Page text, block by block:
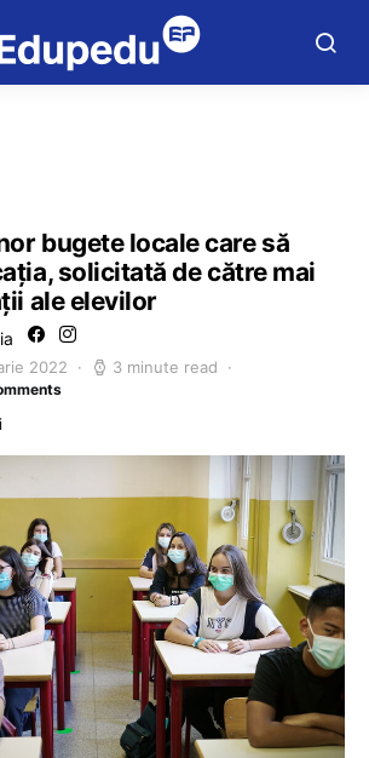
bugete locale care să
solicitată de către mai
ale elevilor
2022 3 minute read